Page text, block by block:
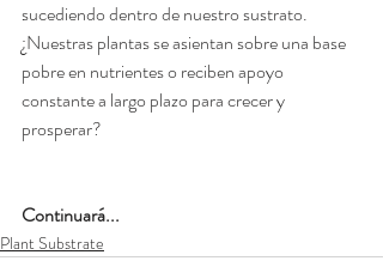
sucediendo dentro de nuestro sustrato.
¿Nuestras plantas se asientan sobre una base
pobre en nutrientes o reciben apoyo
constante a largo plazo para crecer y
prosperar?
Continuará...
Plant Substrate